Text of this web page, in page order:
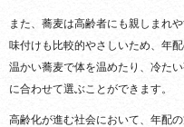
また、蕎麦は高齢者にも親しまれ
味付けも比較的やさしいため、年
温かい蕎麦で体を温めたり、冷た
に合わせて選ぶことができます。
高齢化が進む社会において、年配